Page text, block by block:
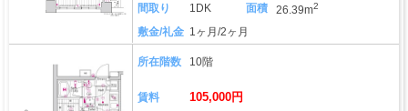
間取り 1DK 面積 26.39m2
敷金/礼金 1ヶ月/2ヶ月
所在階数 10階
賃料 105,000円